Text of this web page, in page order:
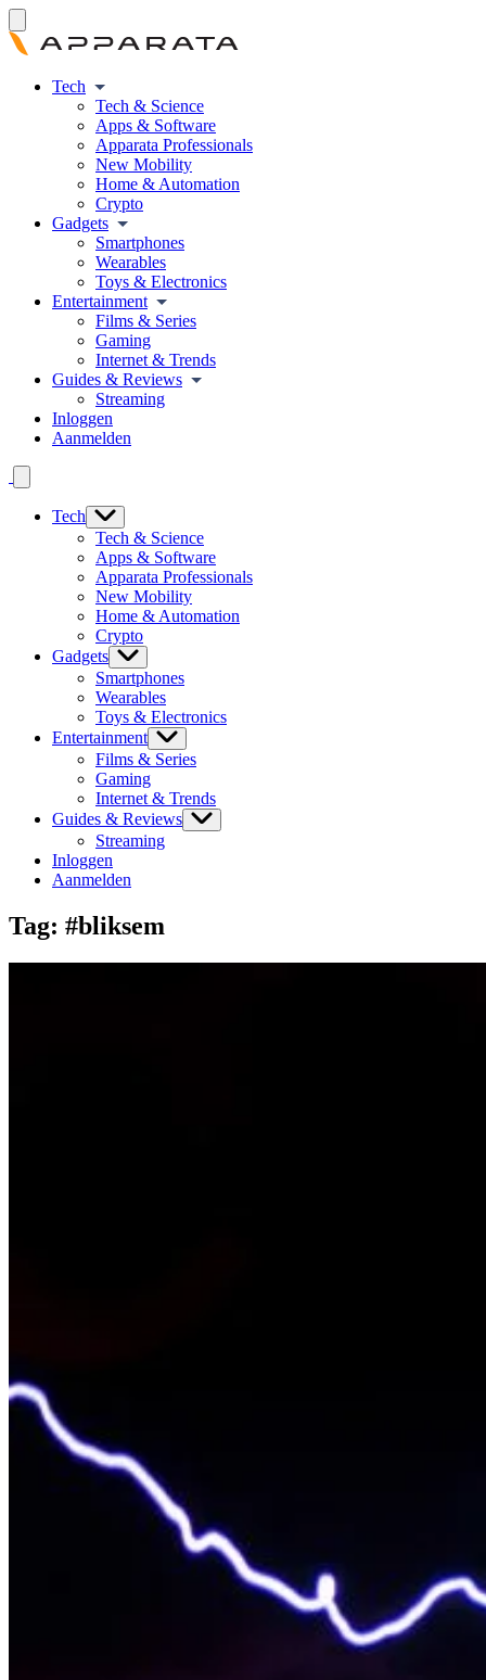
Tech
Tech & Science
Apps & Software
Apparata Professionals
New Mobility
Home & Automation
Crypto
Gadgets
Smartphones
Wearables
Toys & Electronics
Entertainment
Films & Series
Gaming
Internet & Trends
Guides & Reviews
Streaming
Inloggen
Aanmelden
Tech
Tech & Science
Apps & Software
Apparata Professionals
New Mobility
Home & Automation
Crypto
Gadgets
Smartphones
Wearables
Toys & Electronics
Entertainment
Films & Series
Gaming
Internet & Trends
Guides & Reviews
Streaming
Inloggen
Aanmelden
Tag: #bliksem